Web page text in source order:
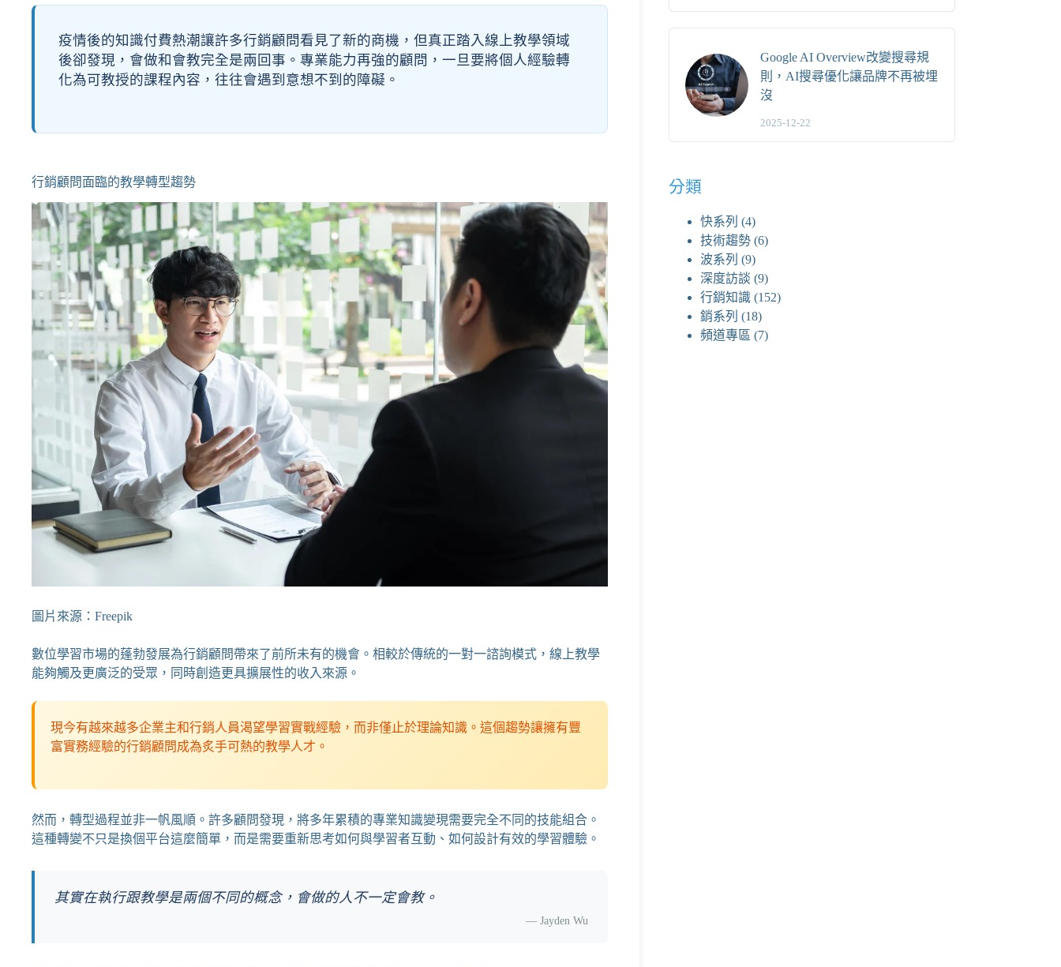
疫情後的知識付費熱潮讓許多行銷顧問看見了新的商機，但真正踏入線上教學領域
後卻發現，會做和會教完全是兩回事。專業能力再強的顧問，一旦要將個人經驗轉
化為可教授的課程內容，往往會遇到意想不到的障礙。
行銷顧問面臨的教學轉型趨勢
圖片來源：Freepik
數位學習市場的蓬勃發展為行銷顧問帶來了前所未有的機會。相較於傳統的一對一諮詢模式，線上教學
能夠觸及更廣泛的受眾，同時創造更具擴展性的收入來源。
現今有越來越多企業主和行銷人員渴望學習實戰經驗，而非僅止於理論知識。這個趨勢讓擁有豐
富實務經驗的行銷顧問成為炙手可熱的教學人才。
然而，轉型過程並非一帆風順。許多顧問發現，將多年累積的專業知識變現需要完全不同的技能組合。
這種轉變不只是換個平台這麼簡單，而是需要重新思考如何與學習者互動、如何設計有效的學習體驗。
其實在執行跟教學是兩個不同的概念，會做的人不一定會教。
—Jayden Wu
Google AI Overview改變搜尋規
則，AI搜尋優化讓品牌不再被埋
沒
2025-12-22
分類
快系列 (4)
技術趨勢(6)
波系列 (9)
深度訪談 (9)
行銷知識(152)
銷系列 (18)
頻道專區 (7)